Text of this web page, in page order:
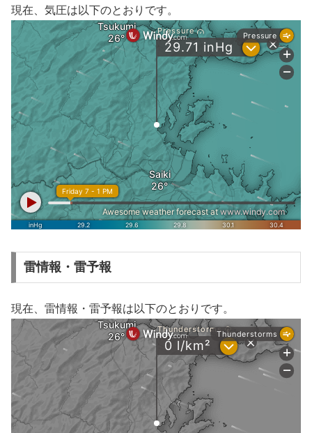
現在、気圧は以下のとおりです。
雷情報・雷予報
現在、雷情報・雷予報は以下のとおりです。